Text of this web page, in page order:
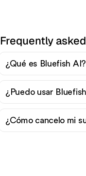
Frequently
¿Qué es Bluefish AI?
¿Puedo usar
¿Cómo cancelo mi